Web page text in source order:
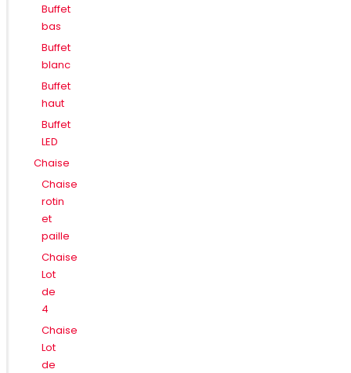
Buffet
bas
Buffet
blanc
Buffet
haut
Buffet
LED
Chaise
Chaise
rotin
et
paille
Chaise
Lot
de
4
Chaise
Lot
de